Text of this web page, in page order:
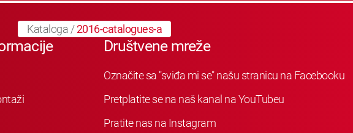
Kataloga /2016-catalogues-a
Društvene mreže
Označite sa "sviđa mi se" našu stranicu na Facebooku
Pretplatite se na naš kanal na YouTubeu
Pratite nas na Instagram